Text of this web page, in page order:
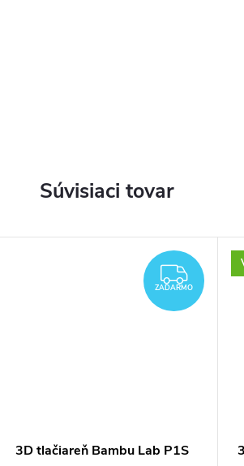
Súvisiaci tovar
ZADARMO
3D tlačiareň Bambu Lab P1S